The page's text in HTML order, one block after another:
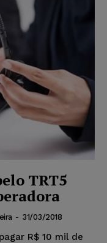
TRT5
- 31/03/2018
R$ 10 mil de